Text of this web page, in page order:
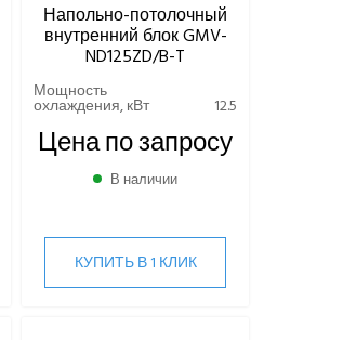
Напольно-потолочный
внутренний блок GMV-
ND125ZD/B-T
Мощность
охлаждения, кВт 12.5
Цена по запросу
В наличии
КУПИТЬ В 1 КЛИК